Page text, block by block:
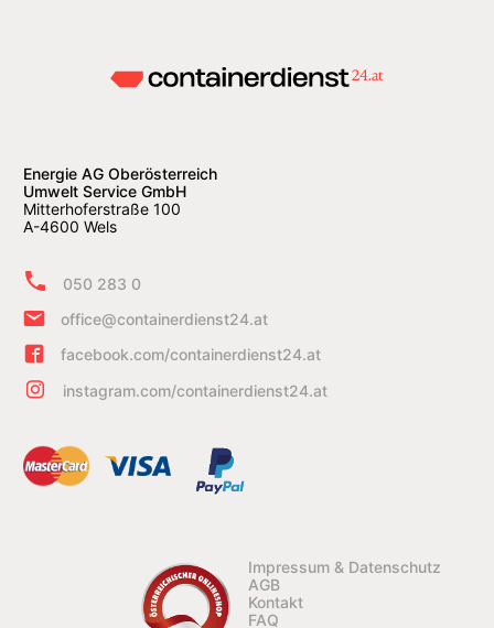
Energie AG Oberösterreich
Umwelt Service GmbH
Mitterhoferstraße 100
A-4600 Wels
050 283 0
office@containerdienst24.at
facebook.com/containerdienst24.at
instagram.com/containerdienst24.at
Impressum & Datenschutz
AGB
Kontakt
FAQ